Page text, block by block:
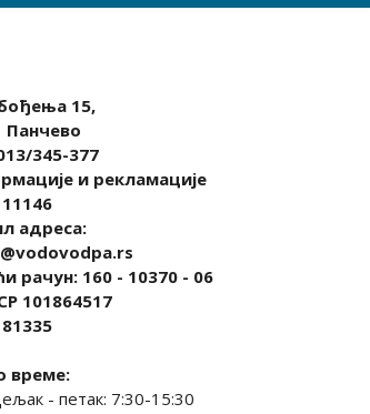
15,
Панчево
345-377
и рекламације
адреса:
рачун: 160 - 10370 - 06
101864517
81335
време:
- петак: 7:30-15:30